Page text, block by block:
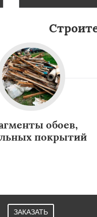
обоев,
покрытий
ЗАКАЗАТЬ